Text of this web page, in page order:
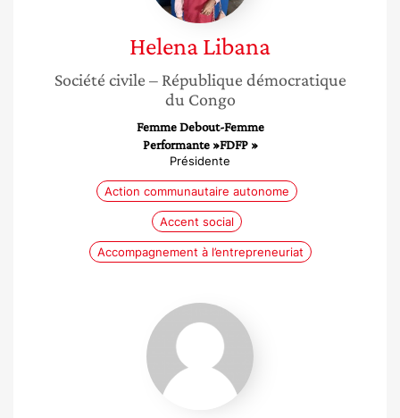
HelenaLibana
Société civile – République démocratique
du Congo
Femme Debout-Femme
Performante »FDFP »
Présidente
Action communautaire autonome
Accent social
Accompagnement à l’entrepreneuriat
Irène
Delort